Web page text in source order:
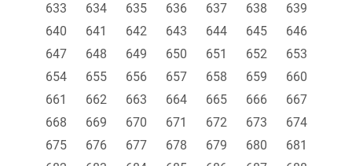
633
634 635 636 637 638
639
640
641 642 643 644 645
646
647
648 649 650 651 652
653
654
655 656 657 658 659
660
661
662 663 664 665 666
667
668
669 670 671 672 673
674
675
676 677 678 679 680
681